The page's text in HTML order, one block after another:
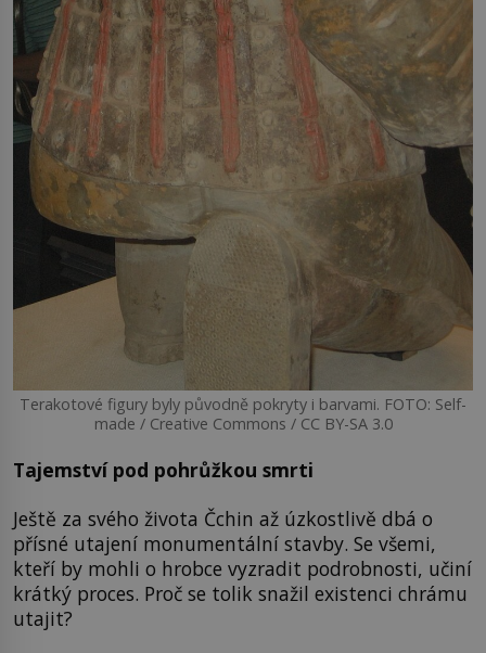
Terakotové figury byly původně pokryty i barvami. FOTO: Self-
made / Creative Commons / CC BY-SA 3.0
Tajemství pod pohrůžkou smrti
Ještě za svého života Čchin až úzkostlivě dbá o
přísné utajení monumentální stavby. Se všemi,
kteří by mohli o hrobce vyzradit podrobnosti, učiní
krátký proces. Proč se tolik snažil existenci chrámu
utajit?